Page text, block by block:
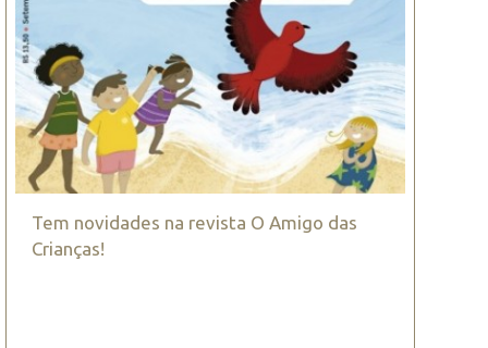
Tem novidades na revista O Amigo das
Crianças!